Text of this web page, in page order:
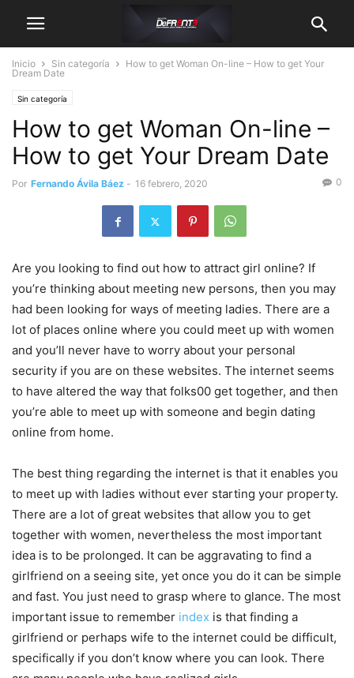
Inicio Sin categoría
How to get Woman On-line – How to get Your
Dream Date
Sin categoría
How to get Woman On-line –
How to get Your Dream Date
Por Fernando Ávila Báez - 16 febrero, 2020 0
Are you looking to find out how to attract girl online? If
you’re thinking about meeting new persons, then you may
had been looking for ways of meeting ladies. There are a
lot of places online where you could meet up with women
and you’ll never have to worry about your personal
security if you are on these websites. The internet seems
to have altered the way that folks00 get together, and then
you’re able to meet up with someone and begin dating
online from home.
The best thing regarding the internet is that it enables you
to meet up with ladies without ever starting your property.
There are a lot of great websites that allow you to get
together with women, nevertheless the most important
idea is to be prolonged. It can be aggravating to find a
girlfriend on a seeing site, yet once you do it can be simple
and fast. You just need to grasp where to glance. The most
important issue to remember index is that finding a
girlfriend or perhaps wife to the internet could be difficult,
specifically if you don’t know where you can look. There